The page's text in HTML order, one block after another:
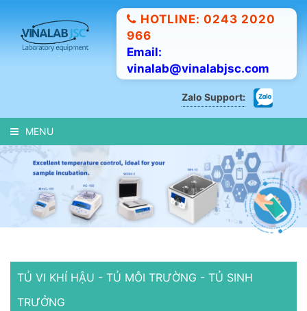
HOTLINE: 0243 2020
966
Email:
vinalab@vinalabjsc.com
Zalo Support:
MENU
TỦ VI KHÍ HẬU - TỦ MÔI TRƯỜNG - TỦ SINH
TRƯỞNG